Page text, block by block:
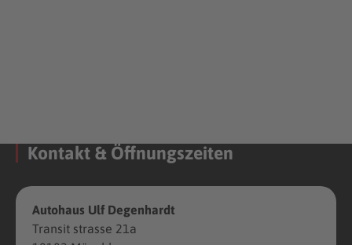
Kontakt & Öffnungszeiten
Autohaus Ulf Degenhardt
Transit strasse 21a